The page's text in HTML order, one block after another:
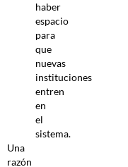
haber
espacio
para
que
nuevas
instituciones
entren
en
el
sistema.
Una
razón